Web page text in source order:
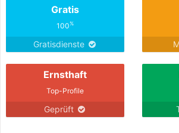
Gratis
100%
Gratisdienste
Ernsthaft
Top-Profile
Geprüft